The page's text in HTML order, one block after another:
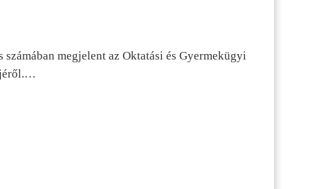
megjelent az Oktatási és Gyermekügyi